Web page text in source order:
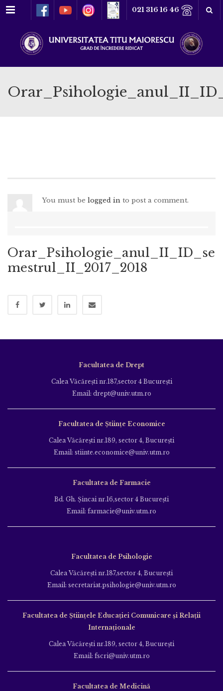
Meniu 021 316 16 46
You must be logged in to post a comment.
Orar_Psihologie_anul_II_ID_se
mestrul_II_2017_2018
Facultatea de Drept
Calea Văcăreşti nr.187,sector 4 Bucureşti
Email: drept@univ.utm.ro
Facultatea de Științe Economice
Calea Văcăreşti nr.189, sector 4, Bucureşti
Email: stiinte.economice@univ.utm.ro
Facultatea de Farmacie
Bd. Gh. Şincai nr.16,sector 4 Bucureşti
Email: farmacie@univ.utm.ro
Facultatea de Psihologie
Calea Văcăreşti nr.187,sector 4, Bucureşti
Email: secretariat.psihologie@univ.utm.ro
Facultatea de Ştiinţele Educației Comunicare și Relații
Internaționale
Calea Văcăreşti nr.189, sector 4, Bucureşti
Email: fscri@univ.utm.ro
Facultatea de Medicină